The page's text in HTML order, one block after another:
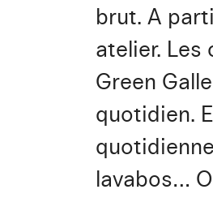
brut. A
atelier.
Green
quotidien.
lavabos…